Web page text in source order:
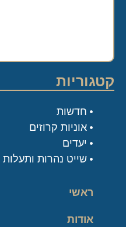
ראשי
אודות
קטגוריות
חדשות
אוניות קרוזים
יעדים
שייט נהרות ותעלות